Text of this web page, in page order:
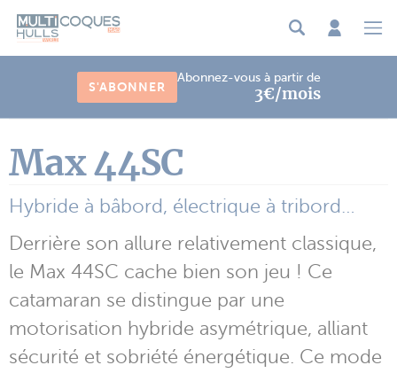
S'ABONNER
Abonnez-vous à partir de
3€/mois
Max 44SC
Hybride à bâbord, électrique à tribord…
Derrière son allure relativement classique,
le Max 44SC cache bien son jeu ! Ce
catamaran se distingue par une
motorisation hybride asymétrique, alliant
sécurité et sobriété énergétique. Ce mode